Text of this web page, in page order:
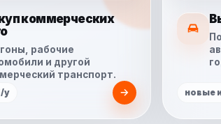
коммерческих
рабочие
и другой
транспорт.
у новые